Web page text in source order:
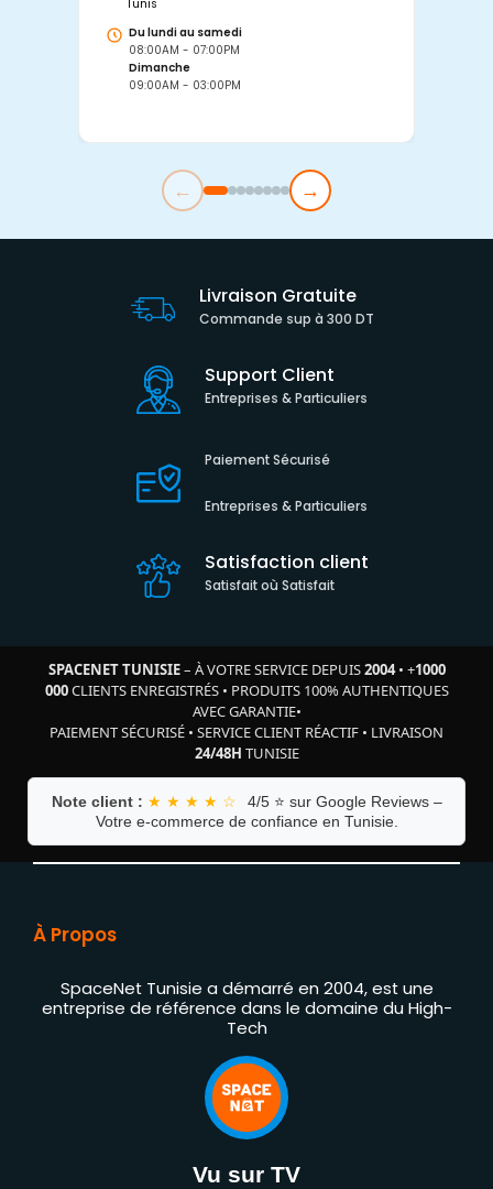
Tunis
Du lundi au samedi
08:00AM - 07:00PM
Dimanche
09:00AM - 03:00PM
← →
Livraison Gratuite
Commande sup à 300 DT
Support Client
Entreprises & Particuliers
Paiement Sécurisé
Entreprises & Particuliers
Satisfaction client
Satisfait où Satisfait
SPACENET TUNISIE– À VOTRE SERVICE DEPUIS2004• +1000
000CLIENTS ENREGISTRÉS• PRODUITS 100% AUTHENTIQUES
AVEC GARANTIE•
PAIEMENT SÉCURISÉ • SERVICE CLIENT RÉACTIF • LIVRAISON
24/48H TUNISIE
Note client : ★ ★ ★ ★ ☆
4/5 ⭐ sur Google Reviews –
Votre e-commerce de confiance en Tunisie.
À Propos
SpaceNet Tunisie a démarré en 2004, est une
entreprise de référence dans le domaine du High-
Tech
Vu sur TV